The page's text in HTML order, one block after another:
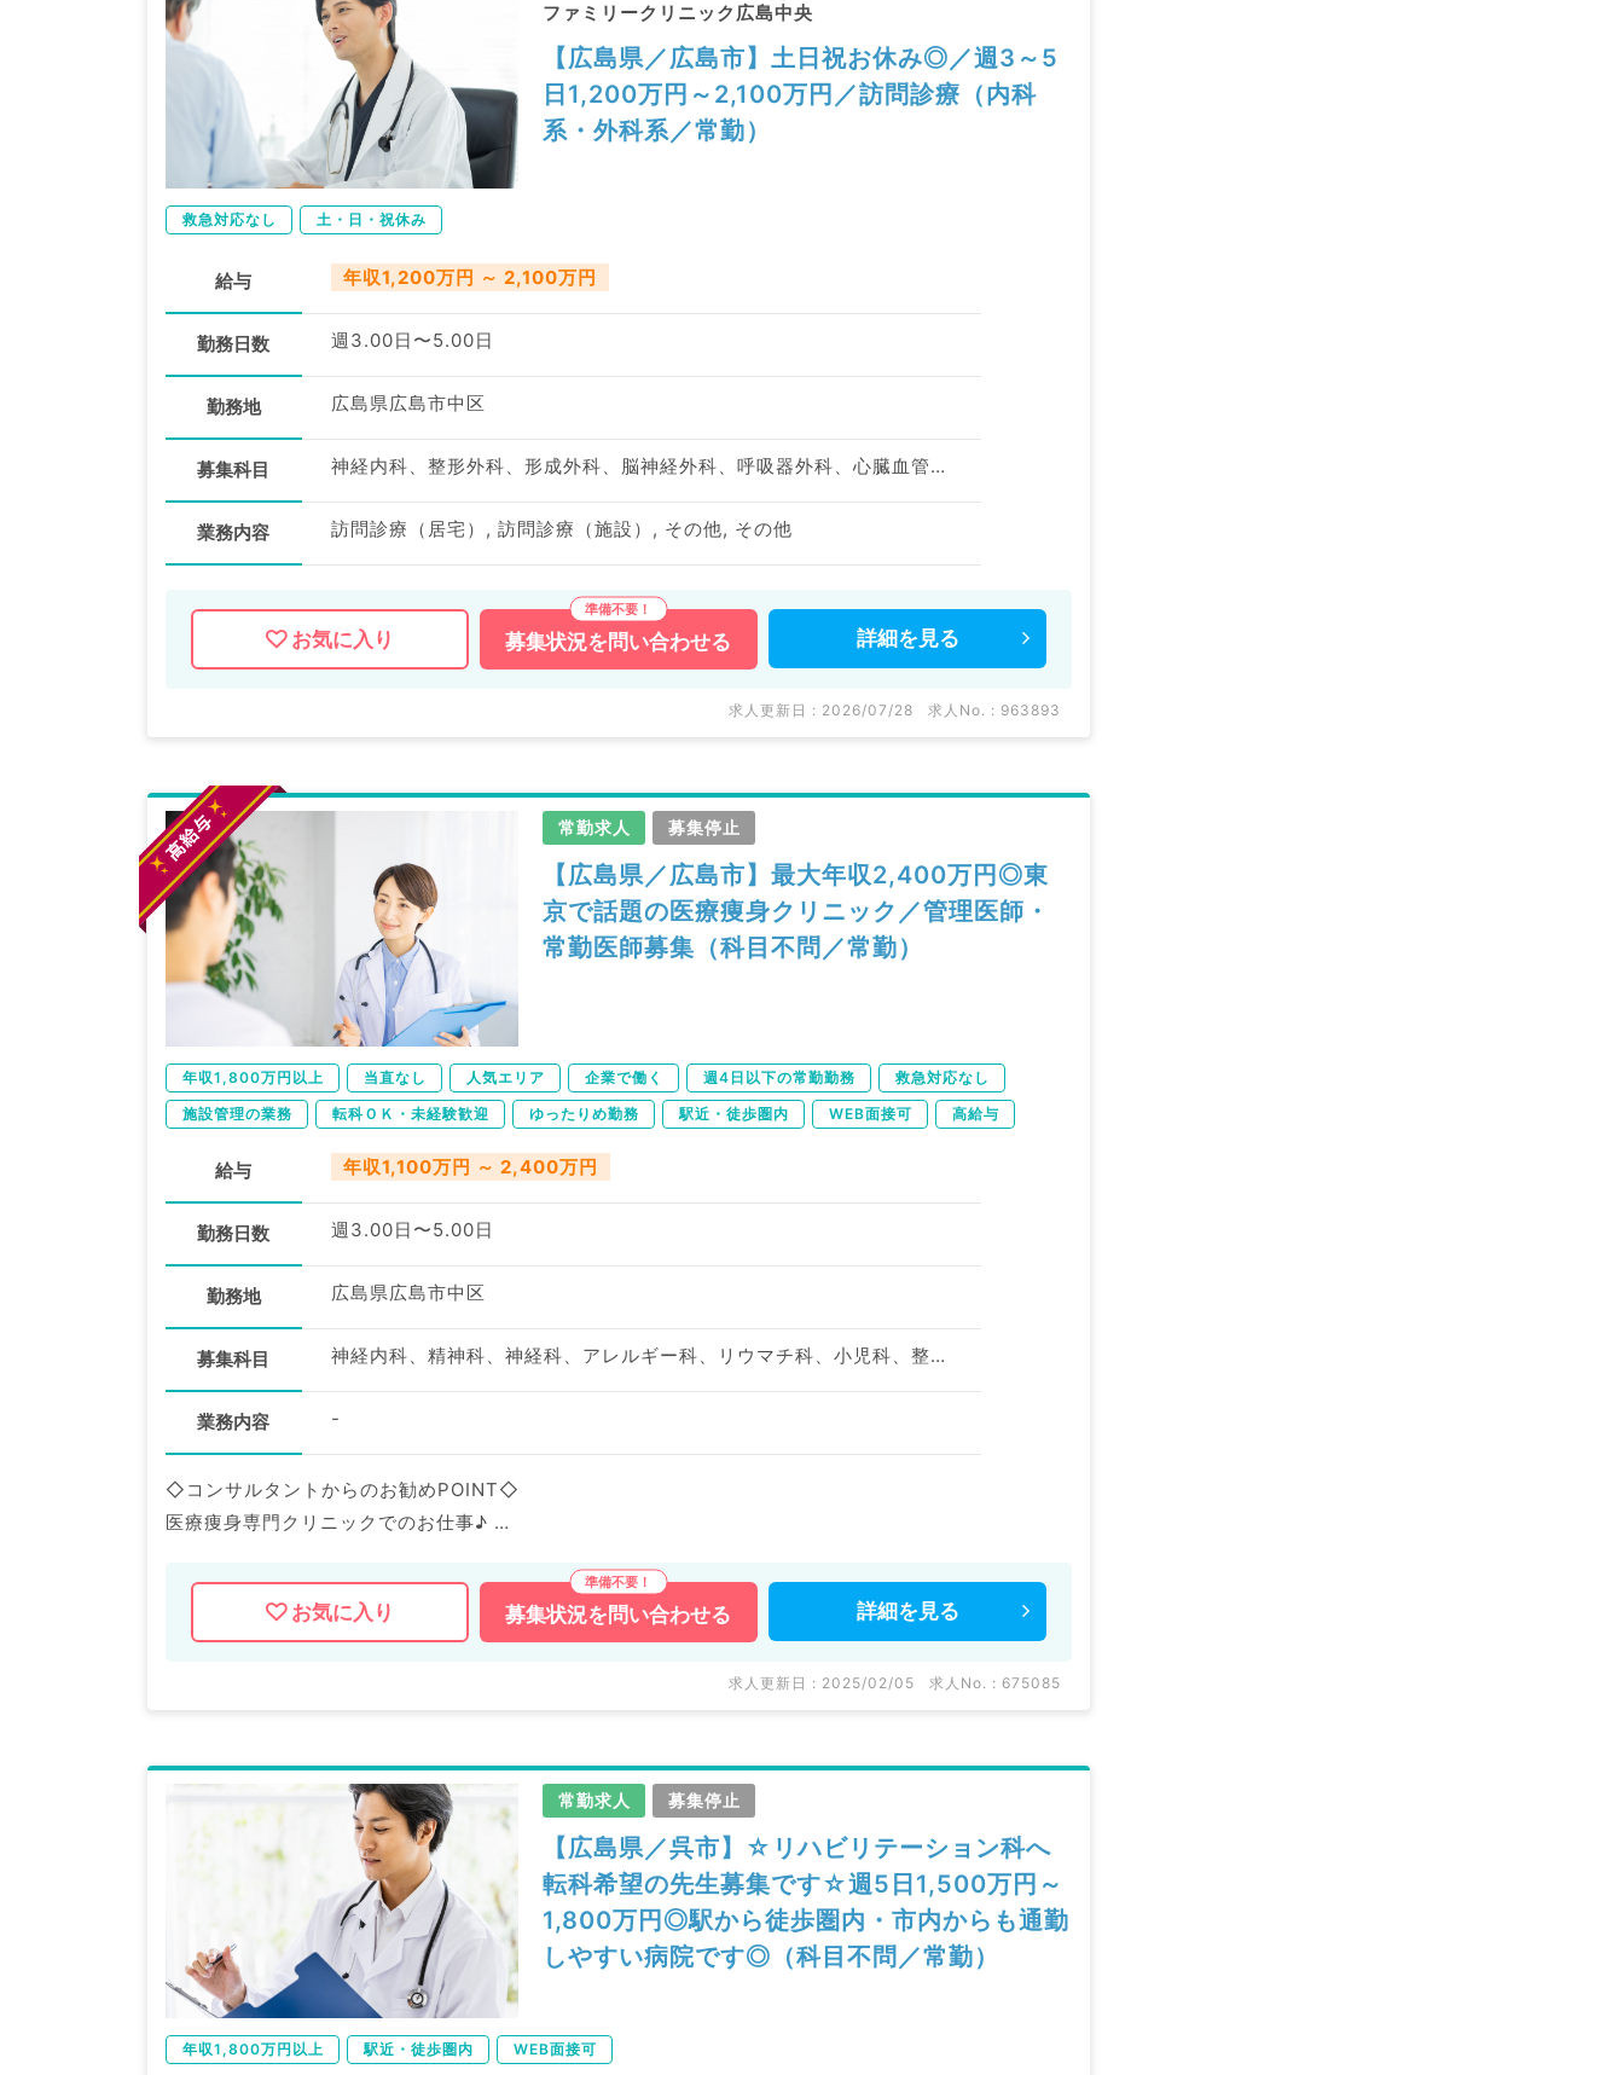
ファミリークリニック広島中央
【広島県／広島市】土日祝お休み◎／週3～5
日1,200万円～2,100万円／訪問診療（内科
系・外科系／常勤）
救急対応なし 土・日・祝休み
給与 年収1,200万円 ～ 2,100万円
勤務日数 週3.00日〜5.00日
勤務地 広島県広島市中区
募集科目 神経内科、整形外科、形成外科、脳神経外科、呼吸器外科、心臓血管外科、泌尿器科、一般内科、循環器内科、呼吸器内科、消化器内科、内分泌・代謝内科、腎臓内科、老年内科、血液内科、外科系全般、一般外科、消化器外科、乳腺外科、膠原病科、大腸・肛門外科
業務内容 訪問診療（居宅）, 訪問診療（施設）, その他, その他
お気に入り 募集状況を 問い合わせる 詳細を 見る
求人更新日 : 2026/07/28 求人No. : 963893
常勤求人 募集停止
【広島県／広島市】最大年収2,400万円◎東
京で話題の医療痩身クリニック／管理医師・
常勤医師募集（科目不問／常勤）
年収1,800万円以上 当直なし 人気エリア 企業で働く 週4日以下の常勤勤務
救急対応なし
施設管理の業務
転科ＯＫ・未経験歓迎 ゆったりめ勤務 駅近・徒歩圏内 WEB面接可 高給与
給与 年収1,100万円 ～ 2,400万円
勤務日数 週3.00日〜5.00日
勤務地 広島県広島市中区
募集科目 神経内科、精神科、神経科、アレルギー科、リウマチ科、小児科、整形外科、形成外科、美容外科、脳神経外科、呼吸器外科、心臓血管外科、小児外科、皮膚科、泌尿器科、産婦人科、産科、婦人科、眼科、耳鼻咽喉科、気管食道科、放射線科、リハビリテーション科、麻酔科、ペインクリニック、人工透析科、緩和ケア科、一般内科、循環器内科、呼吸器内科、消化器内科、内分泌・代謝内科、腎臓内科、老年内科、血液内科、外科系全般、一般外科、消化器外科、乳腺外科、総合診療科、美容皮膚科、健診・人間ドック、救急科・ＩＣＵ、病理科、基礎医学系、膠原病科、スポーツ整形外科、大腸・肛門外科、その他、産業医、科目不問
業務内容 -
◇コンサルタントからのお勧めPOINT◇
医療痩身専門クリニックでのお仕事♪
マイナビDOCTORでは病院やクリニックなどの医療機関求人はもちろんのこと、
お気に入り 募集状況を 問い合わせる 詳細を 見る
求人更新日 : 2025/02/05 求人No. : 675085
常勤求人 募集停止
【広島県／呉市】☆リハビリテーション科へ
転科希望の先生募集です☆週5日1,500万円～
1,800万円◎駅から徒歩圏内・市内からも通勤
しやすい病院です◎（科目不問／常勤）
年収1,800万円以上 駅近・徒歩圏内 WEB面接可